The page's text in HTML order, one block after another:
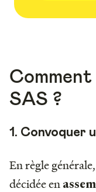
SAS ?
1. Convoquer
En règle
décidée en